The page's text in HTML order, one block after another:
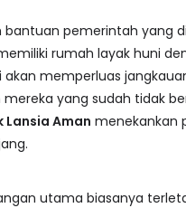
bantuan pemerintah yang
rumah layak huni
akan memperluas
yang sudah tidak
Lansia Aman menekankan
utama biasanya